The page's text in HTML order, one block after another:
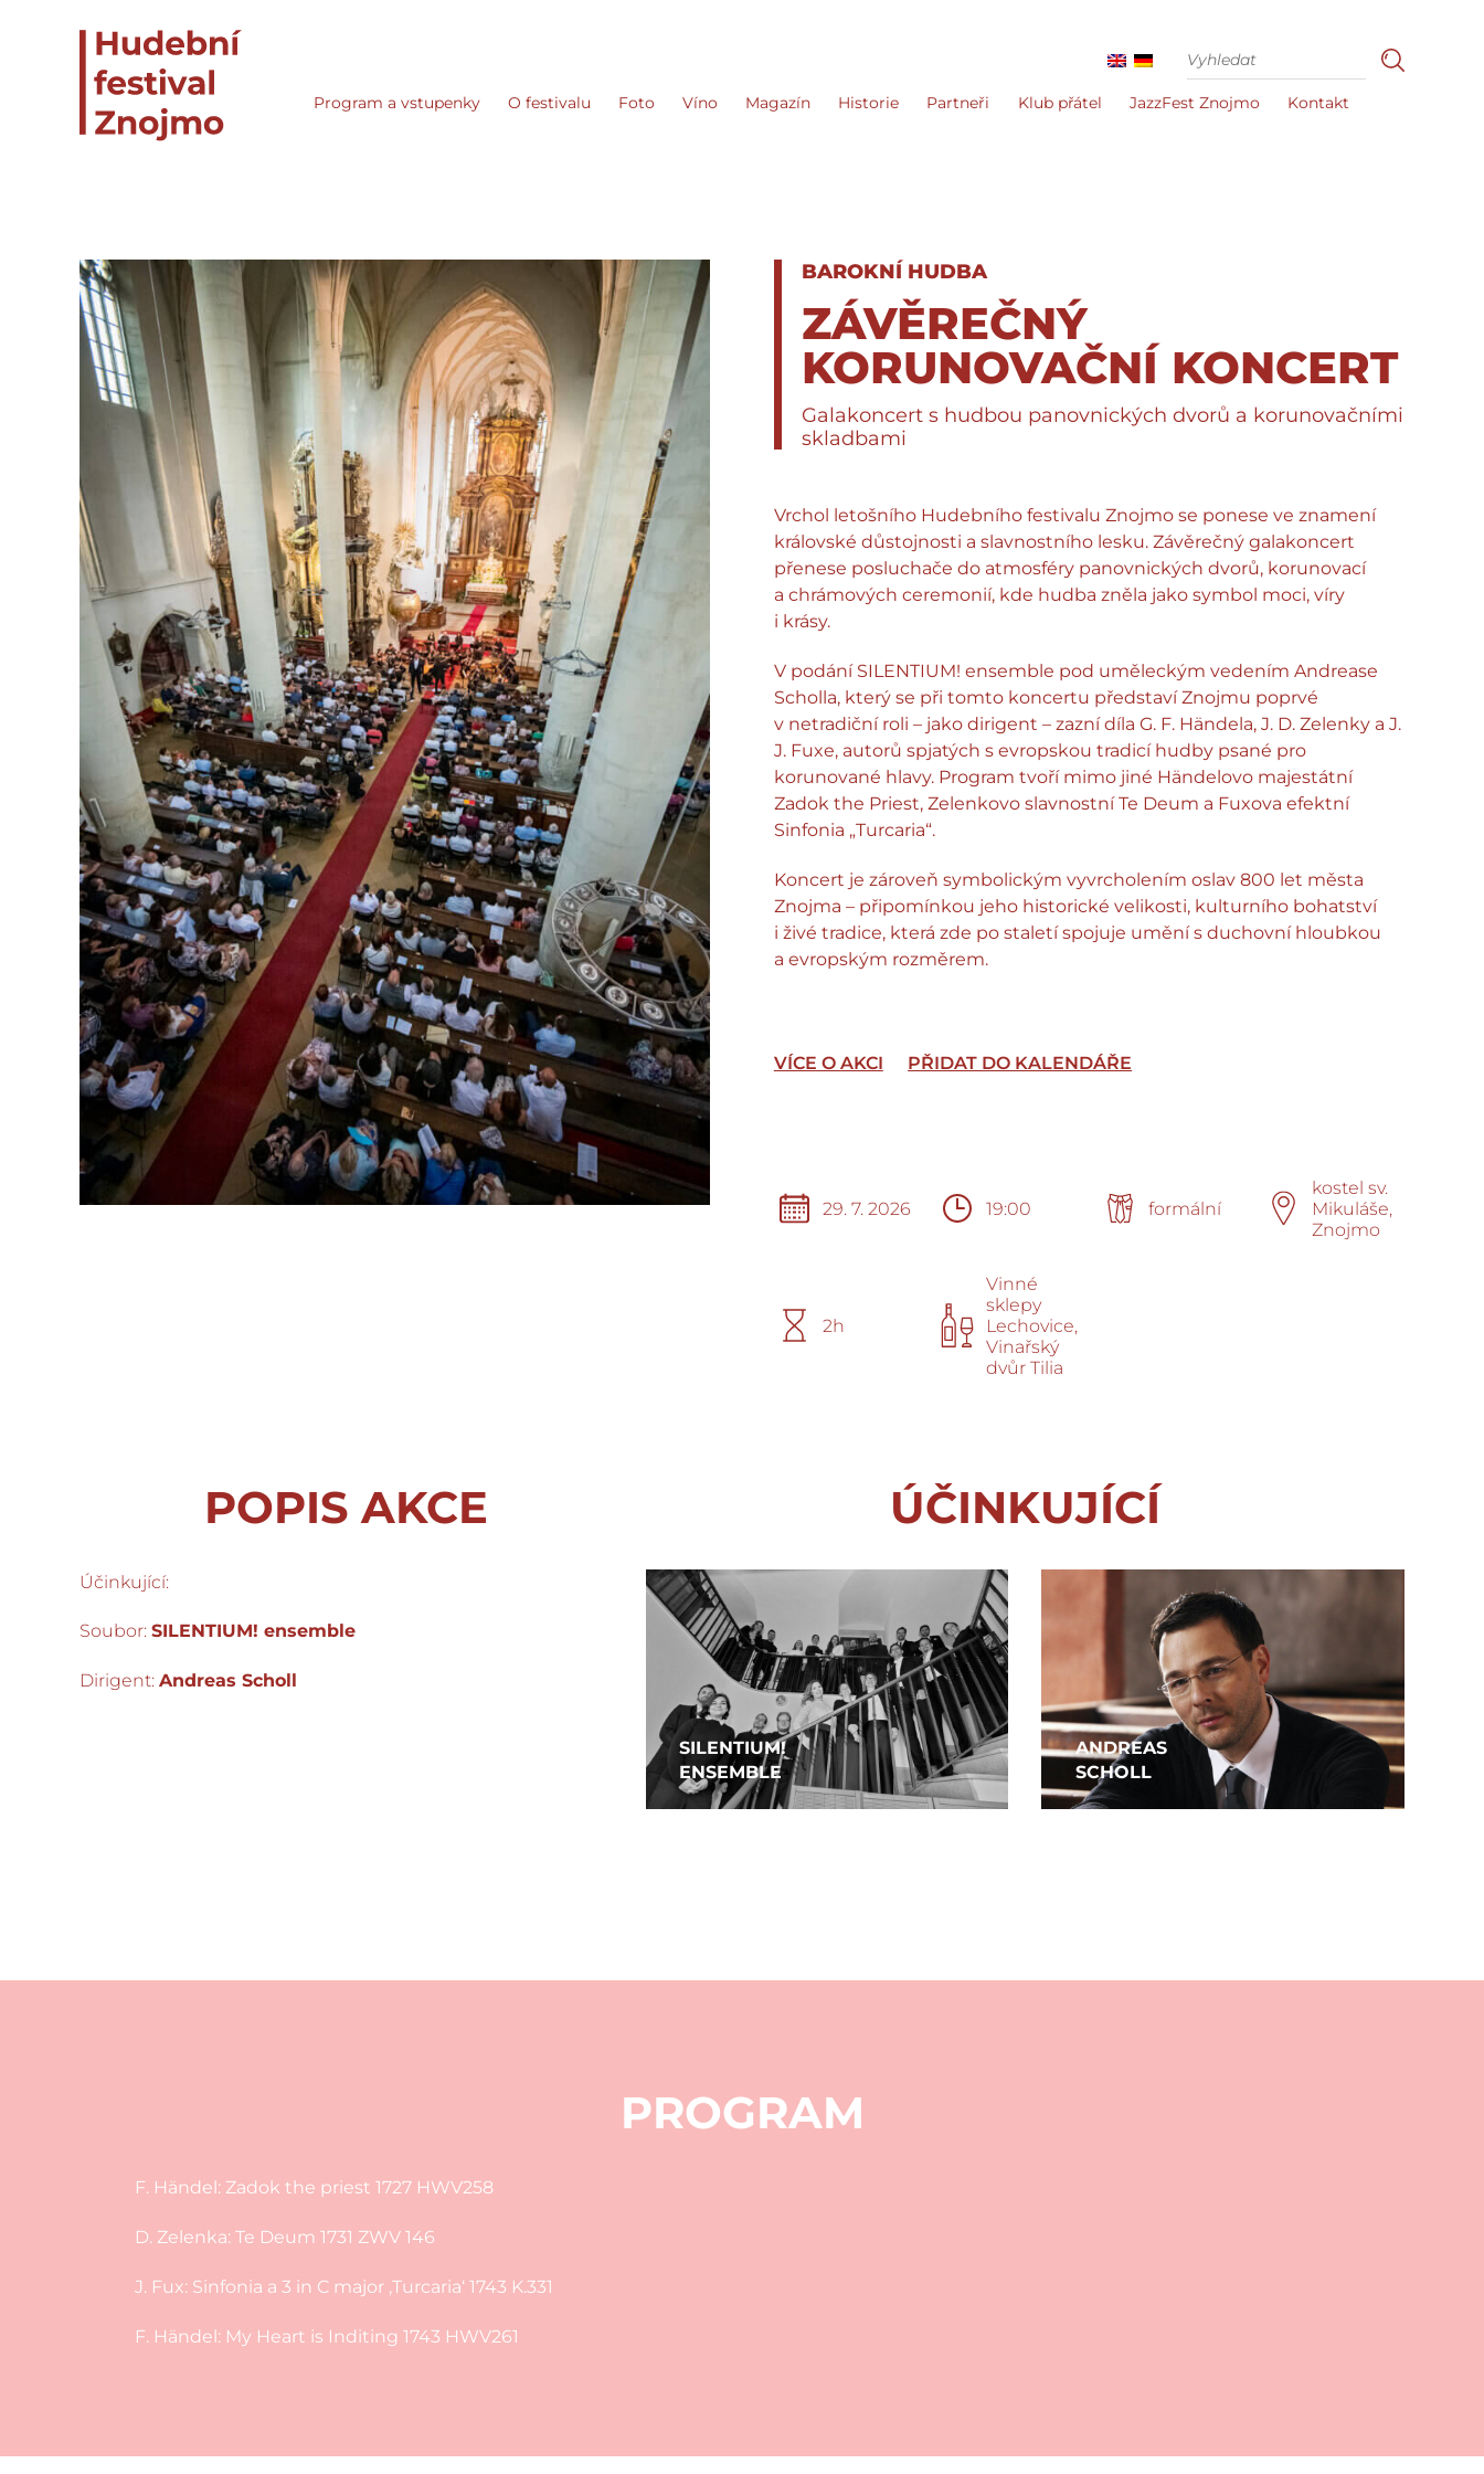
Program a vstupenky O festivalu Foto Víno Magazín Historie Partneři Klub přátel JazzFest Znojmo Kontakt
BAROKNÍ HUDBA
ZÁVĚREČNÝ
KORUNOVAČNÍ KONCERT
Galakoncert s hudbou panovnických dvorů a korunovačními
skladbami
Vrchol letošního Hudebního festivalu Znojmo se ponese ve znamení
královské důstojnosti a slavnostního lesku. Závěrečný galakoncert
přenese posluchače do atmosféry panovnických dvorů, korunovací
a chrámových ceremonií, kde hudba zněla jako symbol moci, víry
i krásy.
V podání SILENTIUM! ensemble pod uměleckým vedením Andrease
Scholla, který se při tomto koncertu představí Znojmu poprvé
v netradiční roli – jako dirigent – zazní díla G. F. Händela, J. D. Zelenky a J.
J. Fuxe, autorů spjatých s evropskou tradicí hudby psané pro
korunované hlavy. Program tvoří mimo jiné Händelovo majestátní
Zadok the Priest, Zelenkovo slavnostní Te Deum a Fuxova efektní
Sinfonia „Turcaria“.
Koncert je zároveň symbolickým vyvrcholením oslav 800 let města
Znojma – připomínkou jeho historické velikosti, kulturního bohatství
i živé tradice, která zde po staletí spojuje umění s duchovní hloubkou
a evropským rozměrem.
VÍCE O AKCI PŘIDAT DO KALENDÁŘE
29. 7. 2026 19:00 formální
kostel sv.
Mikuláše,
Znojmo
2h
Vinné
sklepy
Lechovice,
Vinařský
dvůr Tilia
POPIS AKCE
Účinkující:
Soubor: SILENTIUM! ensemble
Dirigent: Andreas Scholl
ÚČINKUJÍCÍ
SILENTIUM!
ENSEMBLE
ANDREAS
SCHOLL
PROGRAM
F. Händel: Zadok the priest 1727 HWV258
D. Zelenka: Te Deum 1731 ZWV 146
J. Fux: Sinfonia a 3 in C major ‚Turcaria‘ 1743 K.331
F. Händel: My Heart is Inditing 1743 HWV261